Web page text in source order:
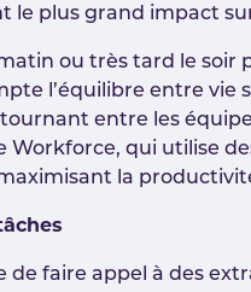
le plus grand impact
ou très tard le
l’équilibre entre vie
entre les
Workforce, qui utilise
la
faire appel à des